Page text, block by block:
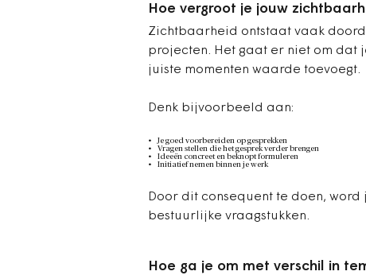
Hoe vergroot je jouw
Zichtbaarheid ontstaat vaak
projecten. Het gaat er niet om dat
juiste momenten waarde toevoegt.
Denk bijvoorbeeld aan:
Je goed voorbereiden op gesprekken
Vragen stellen die het gesprek verder brengen
Ideeën concreet en beknopt formuleren
Initiatief nemen binnen je werk
Door dit consequent te doen,
bestuurlijke vraagstukken.
Hoe ga je om met verschil in